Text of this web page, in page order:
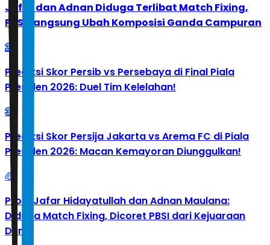
Jafar dan Adnan Diduga Terlibat Match Fixing,
PBSI Langsung Ubah Komposisi Ganda Campuran
2
Prediksi Skor Persib vs Persebaya di Final Piala
Presiden 2026: Duel Tim Kelelahan!
3
Prediksi Skor Persija Jakarta vs Arema FC di Piala
Presiden 2026: Macan Kemayoran Diunggulkan!
4
Profil Jafar Hidayatullah dan Adnan Maulana:
Diduga Match Fixing, Dicoret PBSI dari Kejuaraan
Dunia